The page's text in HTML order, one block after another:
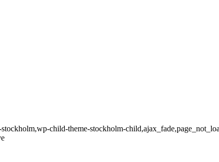
child-theme-stockholm-